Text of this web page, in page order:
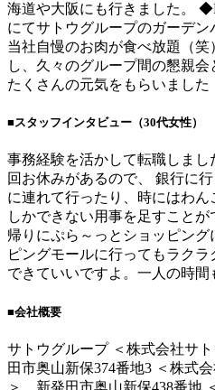
海道や大阪にも行きました。
にてサトウグループのガーデン
当社自慢のお肉が食べ放題（笑
し、久々のグループ間の懇親
たくさんの元気をもらいました
■スタッフインタビュー（30代女性）
事務経験を活かして転職しま
回お休みがあるので、 銀行に
に連れて行ったり、時にはわ
しかできない用事を足すこと
帰りにぷら～っとショッピン
ピングモールに行ってもラク
できていいですよ。一人の時
■会社概要
サトウグループ ＜株式会社サ
田市奥山新保374番地3 ＜株式
＞ 新発田市奥山新保438番地